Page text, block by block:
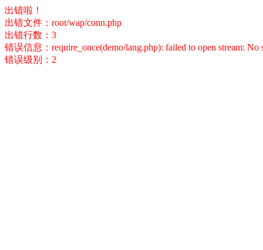
出错啦！
出错文件：root/wap/conn.php
出错行数：3
错误信息：require_once(demo/lang.php): failed to open stream: No
错误级别：2